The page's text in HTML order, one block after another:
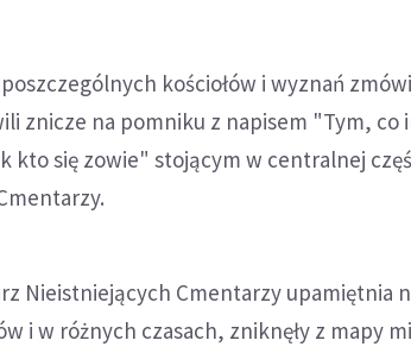
kościołów i wyznań
znicze na pomniku z napisem "Tym, co
kto się zowie" stojącym w centralnej
Nieistniejących Cmentarzy upamiętnia
i w różnych czasach, zniknęły z mapy